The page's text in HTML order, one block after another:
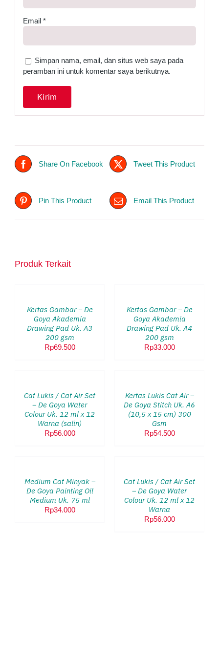
Email *
Simpan nama, email, dan situs web saya pada
peramban ini untuk komentar saya berikutnya.
Share On Facebook Tweet This Product
Pin This Product Email This Product
Produk Terkait
DETAILS
Kertas Gambar – De
Goya Akademia
Drawing Pad Uk. A3
200 gsm
Rp69.500
DETAILS
Kertas Gambar – De
Goya Akademia
Drawing Pad Uk. A4
200 gsm
Rp33.000
DETAILS
Cat Lukis / Cat Air Set
– De Goya Water
Colour Uk. 12 ml x 12
Warna (salin)
Rp56.000
DETAILS
Kertas Lukis Cat Air –
De Goya Stitch Uk. A6
(10,5 x 15 cm) 300
Gsm
Rp54.500
DETAILS
Medium Cat Minyak –
De Goya Painting Oil
Medium Uk. 75 ml
Rp34.000
DETAILS
Cat Lukis / Cat Air Set
– De Goya Water
Colour Uk. 12 ml x 12
Warna
Rp56.000